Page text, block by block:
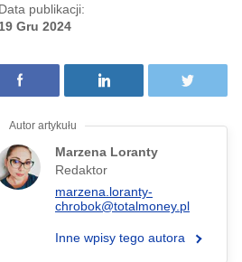
Data publikacji:
19 Gru 2024
Marzena Loranty
Redaktor
marzena.loranty-
chrobok@totalmoney.pl
Inne wpisy tego autora